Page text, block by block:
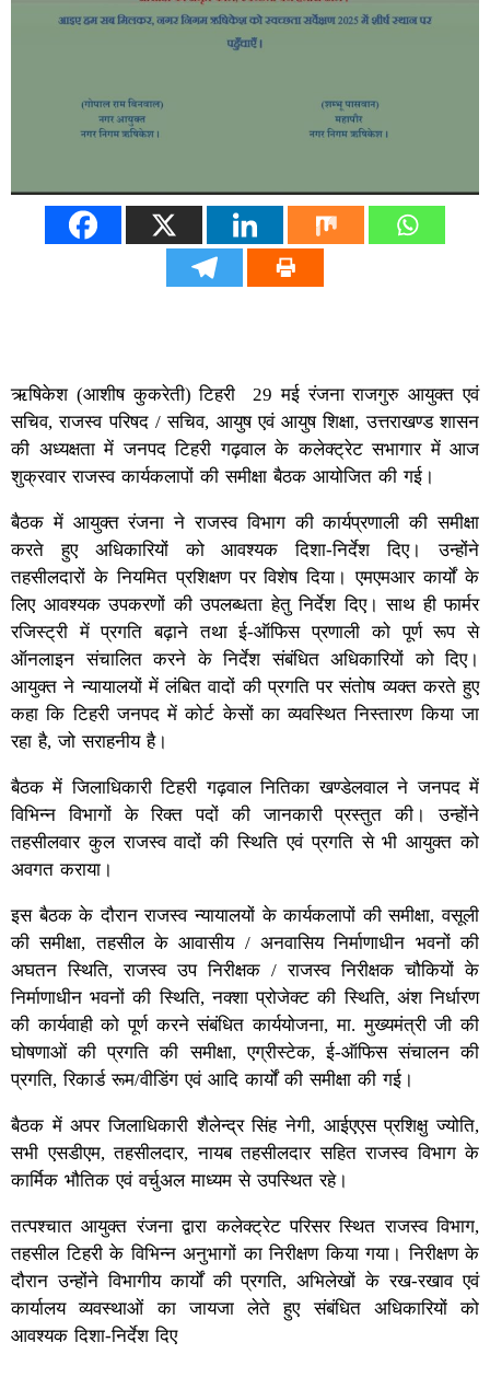
ऋषिकेश (आशीष कुकरेती) टिहरी 29 मई रंजना राजगुरु आयुक्त एवं
सचिव, राजस्व परिषद / सचिव, आयुष एवं आयुष शिक्षा, उत्तराखण्ड शासन
की अध्यक्षता में जनपद टिहरी गढ़वाल के कलेक्ट्रेट सभागार में आज
शुक्रवार राजस्व कार्यकलापों की समीक्षा बैठक आयोजित की गई।
बैठक में आयुक्त रंजना ने राजस्व विभाग की कार्यप्रणाली की समीक्षा
करते हुए अधिकारियों को आवश्यक दिशा-निर्देश दिए। उन्होंने
तहसीलदारों के नियमित प्रशिक्षण पर विशेष दिया। एमएमआर कार्यों के
लिए आवश्यक उपकरणों की उपलब्धता हेतु निर्देश दिए। साथ ही फार्मर
रजिस्ट्री में प्रगति बढ़ाने तथा ई-ऑफिस प्रणाली को पूर्ण रूप से
ऑनलाइन संचालित करने के निर्देश संबंधित अधिकारियों को दिए।
आयुक्त ने न्यायालयों में लंबित वादों की प्रगति पर संतोष व्यक्त करते हुए
कहा कि टिहरी जनपद में कोर्ट केसों का व्यवस्थित निस्तारण किया जा
रहा है, जो सराहनीय है।
बैठक में जिलाधिकारी टिहरी गढ़वाल नितिका खण्डेलवाल ने जनपद में
विभिन्न विभागों के रिक्त पदों की जानकारी प्रस्तुत की। उन्होंने
तहसीलवार कुल राजस्व वादों की स्थिति एवं प्रगति से भी आयुक्त को
अवगत कराया।
इस बैठक के दौरान राजस्व न्यायालयों के कार्यकलापों की समीक्षा, वसूली
की समीक्षा, तहसील के आवासीय / अनवासिय निर्माणाधीन भवनों की
अघतन स्थिति, राजस्व उप निरीक्षक / राजस्व निरीक्षक चौकियों के
निर्माणाधीन भवनों की स्थिति, नक्शा प्रोजेक्ट की स्थिति, अंश निर्धारण
की कार्यवाही को पूर्ण करने संबंधित कार्ययोजना, मा. मुख्यमंत्री जी की
घोषणाओं की प्रगति की समीक्षा, एग्रीस्टेक, ई-ऑफिस संचालन की
प्रगति, रिकार्ड रूम/वीडिंग एवं आदि कार्यों की समीक्षा की गई।
बैठक में अपर जिलाधिकारी शैलेन्द्र सिंह नेगी, आईएएस प्रशिक्षु ज्योति,
सभी एसडीएम, तहसीलदार, नायब तहसीलदार सहित राजस्व विभाग के
कार्मिक भौतिक एवं वर्चुअल माध्यम से उपस्थित रहे।
तत्पश्चात आयुक्त रंजना द्वारा कलेक्ट्रेट परिसर स्थित राजस्व विभाग,
तहसील टिहरी के विभिन्न अनुभागों का निरीक्षण किया गया। निरीक्षण के
दौरान उन्होंने विभागीय कार्यों की प्रगति, अभिलेखों के रख-रखाव एवं
कार्यालय व्यवस्थाओं का जायजा लेते हुए संबंधित अधिकारियों को
आवश्यक दिशा-निर्देश दिए